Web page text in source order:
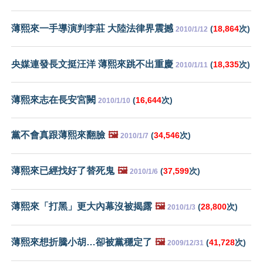
薄熙來一手導演判李莊 大陸法律界震撼 2010/1/12 (18,864次)
央媒連發長文挺汪洋 薄熙來跳不出重慶 2010/1/11 (18,335次)
薄熙來志在長安宮闕 2010/1/10 (16,644次)
黨不會真跟薄熙來翻臉 🖼️ 2010/1/7 (34,546次)
薄熙來已經找好了替死鬼 🖼️ 2010/1/6 (37,599次)
薄熙來「打黑」更大內幕沒被揭露 🖼️ 2010/1/3 (28,800次)
薄熙來想折騰小胡…卻被黨穩定了 🖼️ 2009/12/31 (41,728次)